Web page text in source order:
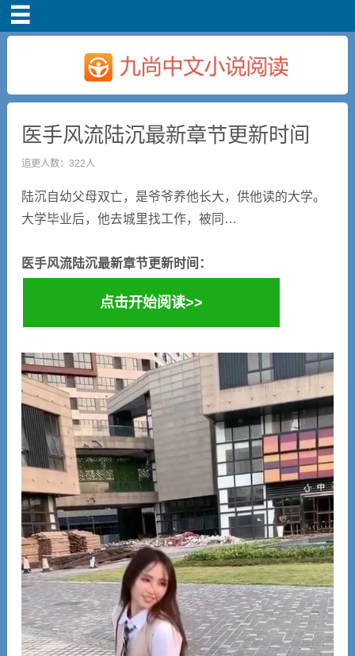
医手风流陆沉最新章节更新时间
追更人数：322人
陆沉自幼父母双亡，是爷爷养他长大，供他读的大学。
大学毕业后，他去城里找工作，被同…
医手风流陆沉最新章节更新时间：
点击开始阅读>>